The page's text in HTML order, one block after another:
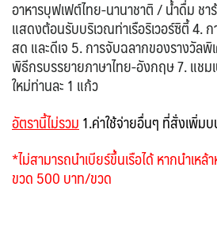
อาหารบุฟเฟต์ไทย-นานาชาติ / น้ำดื่ม ช
แสดงต้อนรับบริเวณท่าเรือริเวอร์ซิตี้ 4.
สด และดีเจ 5. การจับฉลากของรางวัล
พิธีกรบรรยายภาษาไทย-อังกฤษ 7. แช
ใหม่ท่านละ 1 แก้ว
อัตรานี้ไม่รวม1.ค่าใช้จ่ายอื่นๆ ที่สั่งเพิ่ม
*ไม่สามารถนำเบียร์ขึ้นเรือได้ หากนำเหล้
ขวด 500 บาท/ขวด